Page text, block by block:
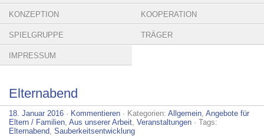
KONZEPTION KOOPERATION
SPIELGRUPPE TRÄGER
IMPRESSUM
Elternabend
18. Januar 2016 · Kommentieren · Kategorien: Allgemein, Angebote für
Eltern / Familien, Aus unserer Arbeit, Veranstaltungen · Tags:
Elternabend, Sauberkeitsentwicklung